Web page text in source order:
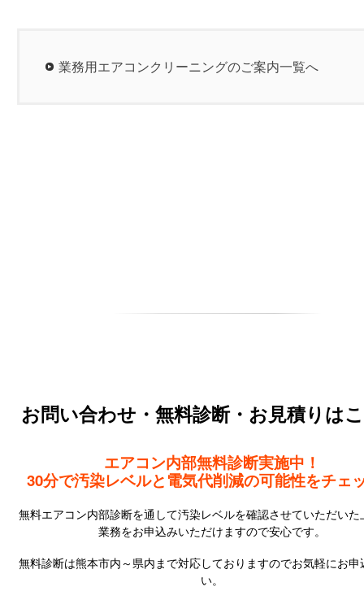
業務用エアコンクリーニングのご案内一覧へ
お問い合わせ・無料診断・お見積りは
エアコン内部無料診断実施中！
30分で汚染レベルと電気代削減の可能性をチェ
無料エアコン内部診断を通して汚染レベルを確認させていただいた
業務をお申込みいただけますので安心です。
無料診断は熊本市内～県内まで対応しておりますのでお気軽にお申
い。